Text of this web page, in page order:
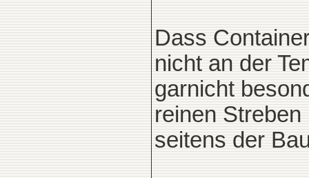
Dass
nicht an der
garnicht
reinen
seitens der